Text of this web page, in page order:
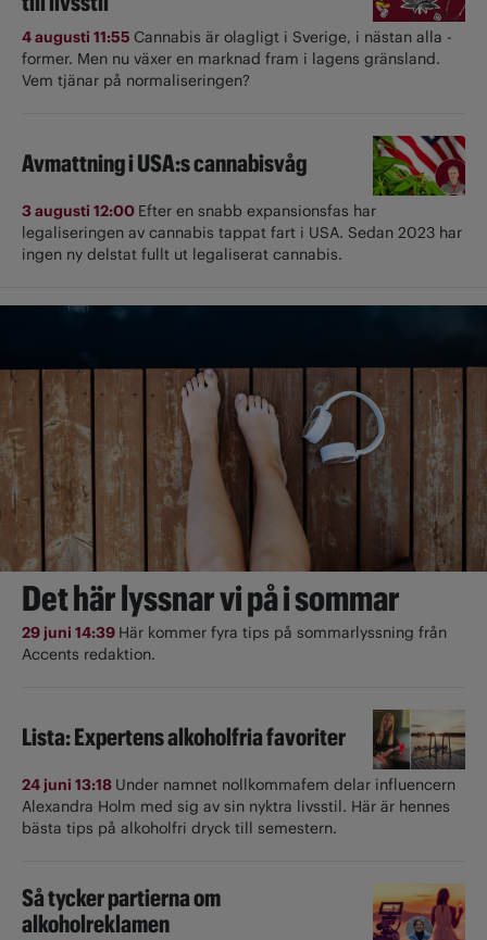
4 augusti 11:55 Cannabis är olagligt i ­Sverige, i nästan alla ­
former. Men nu växer en marknad fram i lagens gränsland.
Vem tjänar på normaliseringen?
Avmattning i USA:s cannabisvåg
3 augusti 12:00 Efter en snabb expansionsfas har
legaliseringen av cannabis tappat fart i USA. Sedan 2023 har
ingen ny delstat fullt ut ­legaliserat cannabis.
Det här lyssnar vi på i sommar
29 juni 14:39 Här kommer fyra tips på sommarlyssning från
Accents redaktion.
Lista: Expertens alkoholfria favoriter
24 juni 13:18 Under namnet nollkommafem delar influencern
Alexandra Holm med sig av sin nyktra livsstil. Här är hennes
bästa tips på alkoholfri dryck till semestern.
Så tycker partierna om
alkoholreklamen